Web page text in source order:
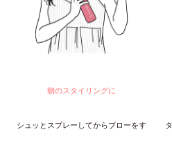
朝のスタイリングに
シュッとスプレーしてからブローをす